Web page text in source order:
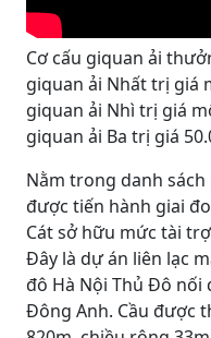
Cơ cấu giquan ải
giquan ải Nhất trị giá
giquan ải Nhì trị giá
giquan ải Ba trị giá
Nằm trong danh
được tiến hành giai
Cát sở hữu mức tài
Đây là dự án liên lạc
đô Hà Nội Thủ Đô nối
Đông Anh. Cầu được